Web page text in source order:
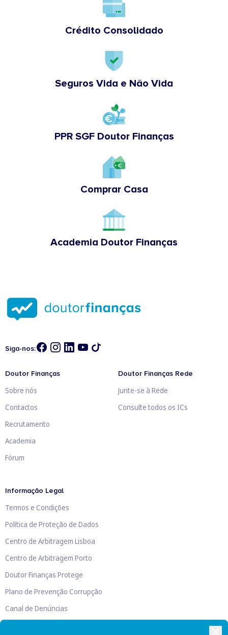
Crédito Consolidado
Seguros Vida e Não Vida
PPR SGF Doutor Finanças
Comprar Casa
Academia Doutor Finanças
Siga-nos:
Doutor Finanças
Sobre nós
Contactos
Recrutamento
Academia
Fórum
Doutor Finanças Rede
Junte-se à Rede
Consulte todos os ICs
Informação Legal
Termos e Condições
Política de Proteção de Dados
Centro de Arbitragem Lisboa
Centro de Arbitragem Porto
Doutor Finanças Protege
Plano de Prevenção Corrupção
Canal de Denúncias